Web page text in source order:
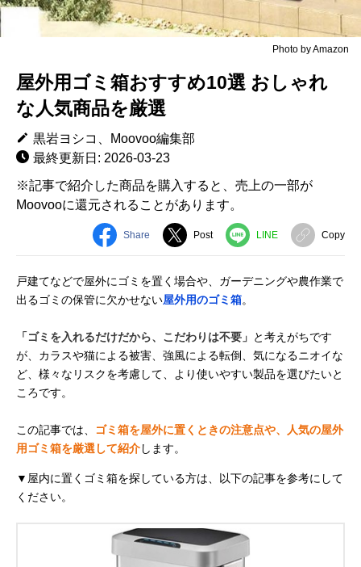
Photo by Amazon
屋外用ゴミ箱おすすめ10選 おしゃれ
な人気商品を厳選
黒岩ヨシコ、Moovoo編集部
最終更新日: 2026-03-23
※記事で紹介した商品を購入すると、売上の一部が
Moovooに還元されることがあります。
Share Post LINE Copy
戸建てなどで屋外にゴミを置く場合や、ガーデニングや農作業で
出るゴミの保管に欠かせない屋外用のゴミ箱。
「ゴミを入れるだけだから、こだわりは不要」 と考えがちです
が、カラスや猫による被害、強風による転倒、気になるニオイな
ど、様々なリスクを考慮して、より使いやすい製品を選びたいと
ころです。
この記事では、
ゴミ箱を屋外に置くときの注意点や、人気の屋外
用ゴミ箱を厳選して紹介します。
▼屋内に置くゴミ箱を探している方は、以下の記事を参考にして
ください。